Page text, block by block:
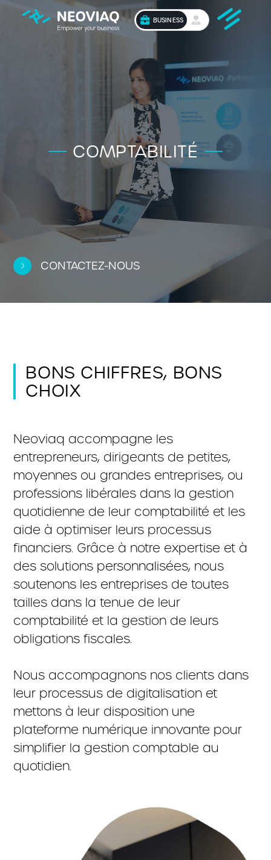
BUSINESS
COMPTABILITÉ
CONTACTEZ-NOUS
BONS CHIFFRES, BONS
CHOIX
Neoviaq accompagne les
entrepreneurs, dirigeants de petites,
moyennes ou grandes entreprises, ou
professions libérales dans la gestion
quotidienne de leur comptabilité et les
aide à optimiser leurs processus
financiers. Grâce à notre expertise et à
des solutions personnalisées, nous
soutenons les entreprises de toutes
tailles dans la tenue de leur
comptabilité et la gestion de leurs
obligations fiscales.
Nous accompagnons nos clients dans
leur processus de digitalisation et
mettons à leur disposition une
plateforme numérique innovante pour
simplifier la gestion comptable au
quotidien.